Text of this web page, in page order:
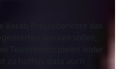
Vorab-Presseberichte das
Teamtennisspielen leider